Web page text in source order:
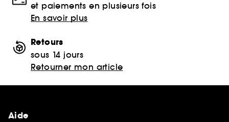
et paiements en plusieurs fois
En savoir plus
Retours
sous 14 jours
Retourner mon article
Aide